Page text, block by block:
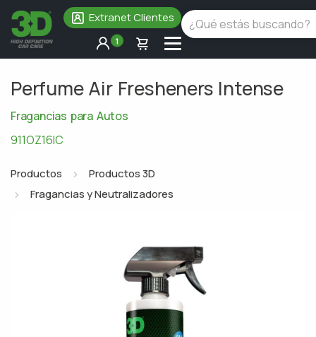
Extranet Clientes
1
Perfume Air Fresheners Intense
Fragancias para Autos
911OZ16IC
Productos
Productos 3D
Fragancias y Neutralizadores